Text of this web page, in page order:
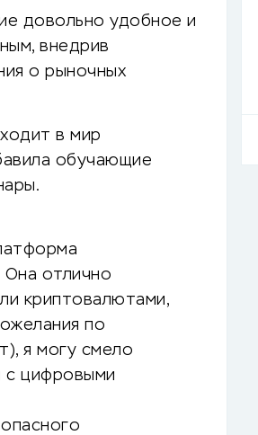
довольно удобное и
внедрив
о рыночных
в мир
обучающие
Она отлично
криптовалютами,
по
я могу смело
с цифровыми